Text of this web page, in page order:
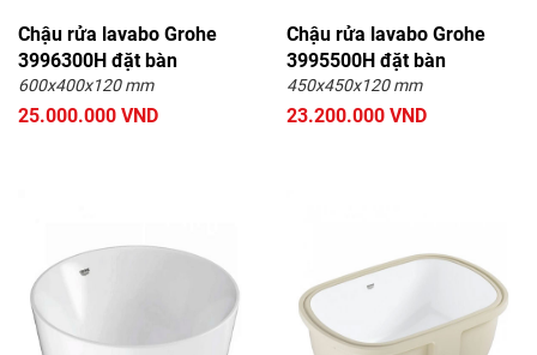
Chậu rửa lavabo Grohe
3996300H đặt bàn
600x400x120 mm
25.000.000 VND
Chậu rửa lavabo Grohe
3995500H đặt bàn
450x450x120 mm
23.200.000 VND